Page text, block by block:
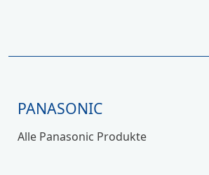
PANASONIC
Alle Panasonic Produkte